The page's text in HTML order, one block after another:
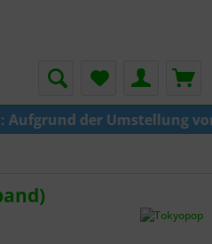
Aufgrund der Umstellung